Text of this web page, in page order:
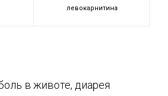
левокарнитина
в животе, диарея